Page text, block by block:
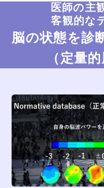
医師の主
客観的な
脳の状態を診
（定量